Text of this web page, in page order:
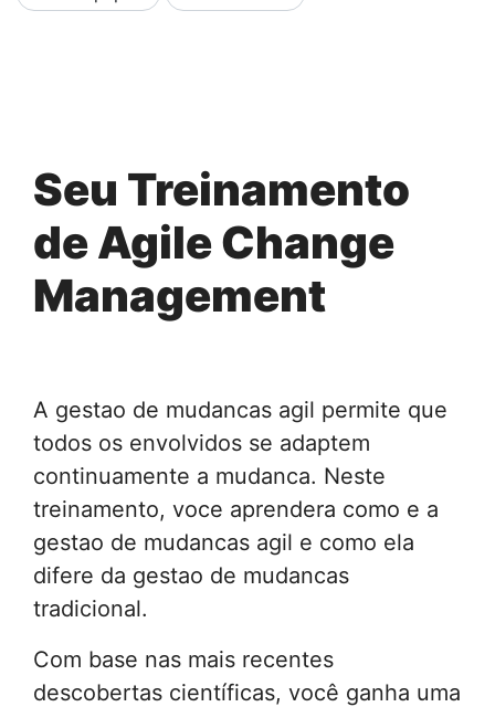
Seu Treinamento
de Agile Change
Management
A gestao de mudancas agil permite que
todos os envolvidos se adaptem
continuamente a mudanca. Neste
treinamento, voce aprendera como e a
gestao de mudancas agil e como ela
difere da gestao de mudancas
tradicional.
Com base nas mais recentes
descobertas científicas, você ganha uma